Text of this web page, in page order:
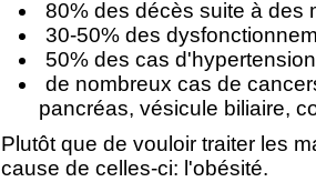
80% des décès suite à des
30-50% des
50% des cas
de nombreux cas de
pancréas, vésicule biliaire,
Plutôt que de vouloir traiter les
cause de celles-ci: l'obésité.